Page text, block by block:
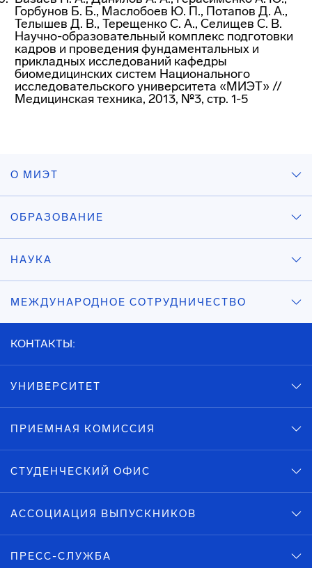
Горбунов Б. Б., Маслобоев Ю. П., Потапов Д. А.,
Телышев Д. В., Терещенко С. А., Селищев С. В.
Научно-образовательный комплекс подготовки
кадров и проведения фундаментальных и
прикладных исследований кафедры
биомедицинских систем Национального
исследовательского университета «МИЭТ» //
Медицинская техника, 2013, №3, стр. 1-5
О МИЭТ
ОБРАЗОВАНИЕ
НАУКА
МЕЖДУНАРОДНОЕ СОТРУДНИЧЕСТВО
КОНТАКТЫ:
УНИВЕРСИТЕТ
ПРИЕМНАЯ КОМИССИЯ
СТУДЕНЧЕСКИЙ ОФИС
АССОЦИАЦИЯ ВЫПУСКНИКОВ
ПРЕСС-СЛУЖБА